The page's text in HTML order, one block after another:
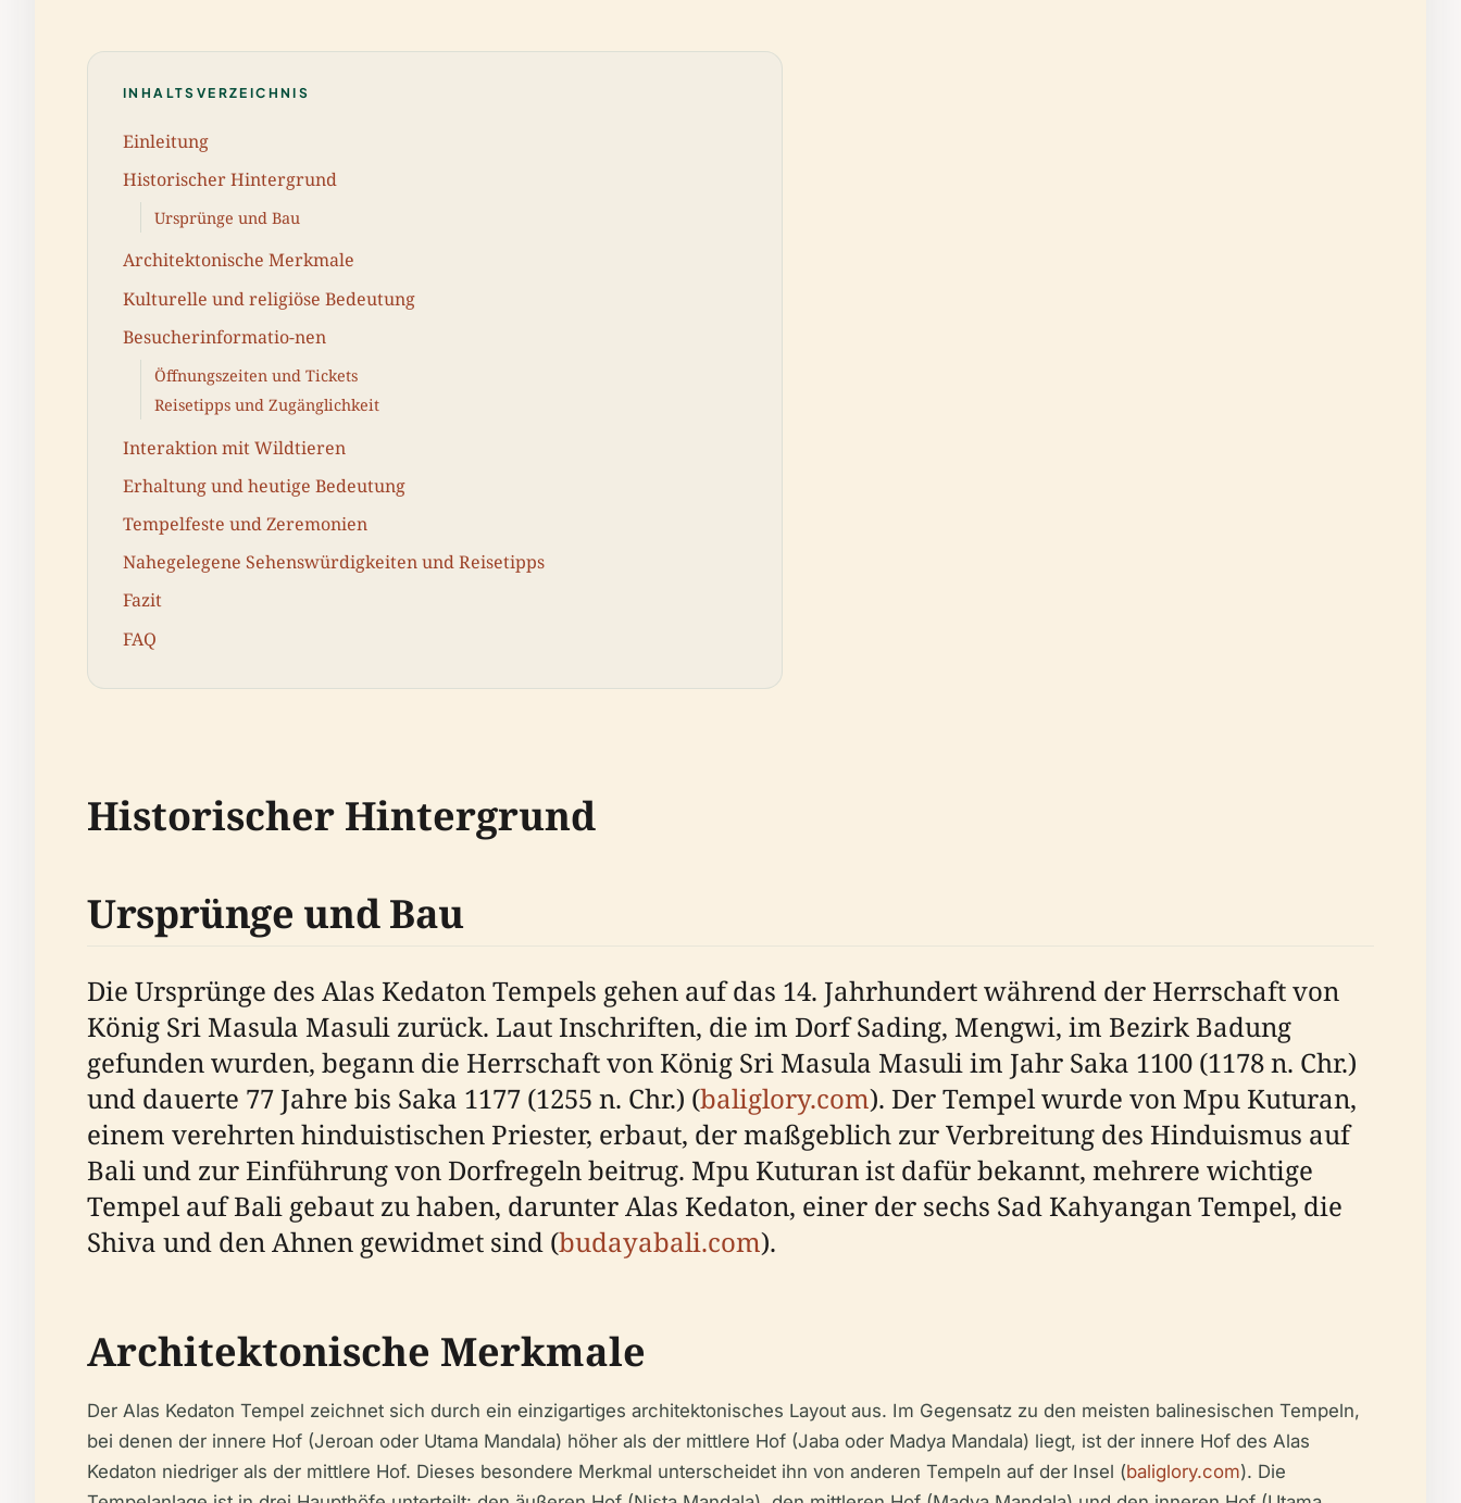
INHALTSVERZEICHNIS
Einleitung
Historischer Hintergrund
Ursprünge und Bau
Architektonische Merkmale
Kulturelle und religiöse Bedeutung
Besucherinformatio-nen
Öffnungszeiten und Tickets
Reisetipps und Zugänglichkeit
Interaktion mit Wildtieren
Erhaltung und heutige Bedeutung
Tempelfeste und Zeremonien
Nahegelegene Sehenswürdigkeiten und Reisetipps
Fazit
FAQ
Historischer Hintergrund
Ursprünge und Bau
Die Ursprünge des Alas Kedaton Tempels gehen auf das 14. Jahrhundert während der Herrschaft von
König Sri Masula Masuli zurück. Laut Inschriften, die im Dorf Sading, Mengwi, im Bezirk Badung
gefunden wurden, begann die Herrschaft von König Sri Masula Masuli im Jahr Saka 1100 (1178 n. Chr.)
und dauerte 77 Jahre bis Saka 1177 (1255 n. Chr.) (baliglory.com). Der Tempel wurde von Mpu Kuturan,
einem verehrten hinduistischen Priester, erbaut, der maßgeblich zur Verbreitung des Hinduismus auf
Bali und zur Einführung von Dorfregeln beitrug. Mpu Kuturan ist dafür bekannt, mehrere wichtige
Tempel auf Bali gebaut zu haben, darunter Alas Kedaton, einer der sechs Sad Kahyangan Tempel, die
Shiva und den Ahnen gewidmet sind (budayabali.com).
Architektonische Merkmale
Der Alas Kedaton Tempel zeichnet sich durch ein einzigartiges architektonisches Layout aus. Im Gegensatz zu den meisten balinesischen Tempeln,
bei denen der innere Hof (Jeroan oder Utama Mandala) höher als der mittlere Hof (Jaba oder Madya Mandala) liegt, ist der innere Hof des Alas
Kedaton niedriger als der mittlere Hof. Dieses besondere Merkmal unterscheidet ihn von anderen Tempeln auf der Insel (baliglory.com). Die